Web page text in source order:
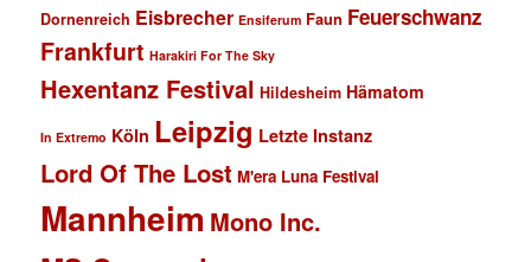
Dornenreich Eisbrecher Ensiferum Faun Feuerschwanz
Frankfurt Harakiri For The Sky
Hexentanz Festival Hildesheim Hämatom
In Extremo Köln Leipzig Letzte Instanz
Lord Of The Lost M'era Luna Festival
Mannheim Mono Inc.